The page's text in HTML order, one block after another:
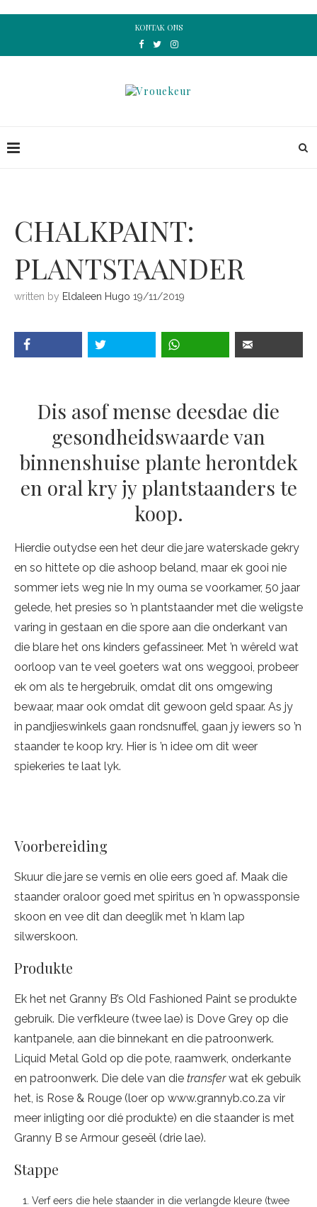
KONTAK ONS
CHALKPAINT:
PLANTSTAANDER
written by Eldaleen Hugo 19/11/2019
Dis asof mense deesdae die
gesondheidswaarde van
binnenshuise plante herontdek
en oral kry jy plantstaanders te
koop.
Hierdie outydse een het deur die jare waterskade gekry
en so hittete op die ashoop beland, maar ek gooi nie
sommer iets weg nie In my ouma se voorkamer, 50 jaar
gelede, het presies so ’n plantstaander met die weligste
varing in gestaan en die spore aan die onderkant van
die blare het ons kinders gefassineer. Met ’n wêreld wat
oorloop van te veel goeters wat ons weggooi, probeer
ek om als te hergebruik, omdat dit ons omgewing
bewaar, maar ook omdat dit gewoon geld spaar. As jy
in pandjieswinkels gaan rondsnuffel, gaan jy iewers so ’n
staander te koop kry. Hier is ’n idee om dit weer
spiekeries te laat lyk.
Voorbereiding
Skuur die jare se vernis en olie eers goed af. Maak die
staander oraloor goed met spiritus en ’n opwassponsie
skoon en vee dit dan deeglik met ’n klam lap
silwerskoon.
Produkte
Ek het net Granny B’s Old Fashioned Paint se produkte
gebruik. Die verfkleure (twee lae) is Dove Grey op die
kantpanele, aan die binnekant en die patroonwerk.
Liquid Metal Gold op die pote, raamwerk, onderkante
en patroonwerk. Die dele van die transferwat ek gebuik
het, is Rose & Rouge (loer op www.grannyb.co.za vir
meer inligting oor dié produkte) en die staander is met
Granny B se Armour geseël (drie lae).
Stappe
Verf eers die hele staander in die verlangde kleure (twee